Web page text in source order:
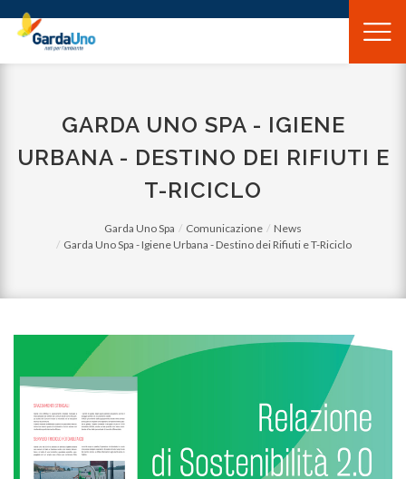
Gardauno
Spa
GARDA UNO SPA - IGIENE
URBANA - DESTINO DEI RIFIUTI E
T-RICICLO
Garda Uno Spa Comunicazione
News
Garda Uno Spa - Igiene Urbana - Destino dei Rifiuti e T-Riciclo